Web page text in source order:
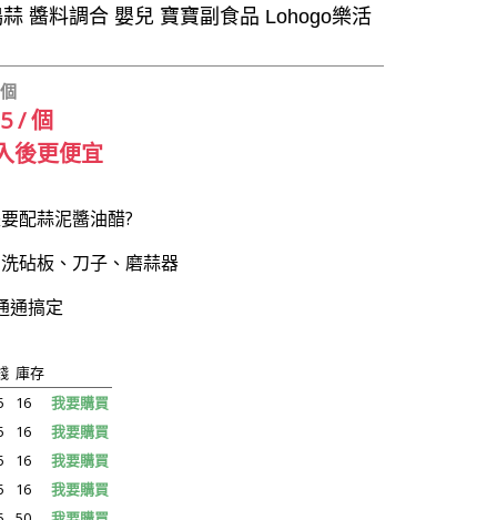
醬料調合 嬰兒 寶寶副食品 Lohogo樂活
/ 個
後更便宜
配蒜泥醬油醋?
砧板、刀子、磨蒜器
通搞定
庫存
16
我要購買
16
我要購買
16
我要購買
16
我要購買